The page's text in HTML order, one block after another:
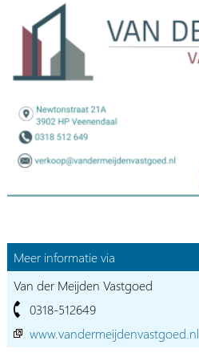
Meer informatie via
Van der Meijden Vastgoed
0318-512649
www.vandermeijdenvastgoed.nl